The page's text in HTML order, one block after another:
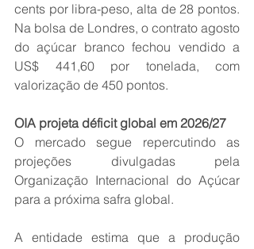
cents por libra-peso, alta de 28 pontos.
Na bolsa de Londres, o contrato agosto
do açúcar branco fechou vendido a
US$ 441,60 por tonelada, com
valorização de 450 pontos.
OIA projeta déficit global em 2026/27
O mercado segue repercutindo as
projeções divulgadas pela
Organização Internacional do Açúcar
para a próxima safra global.
A entidade estima que a produção